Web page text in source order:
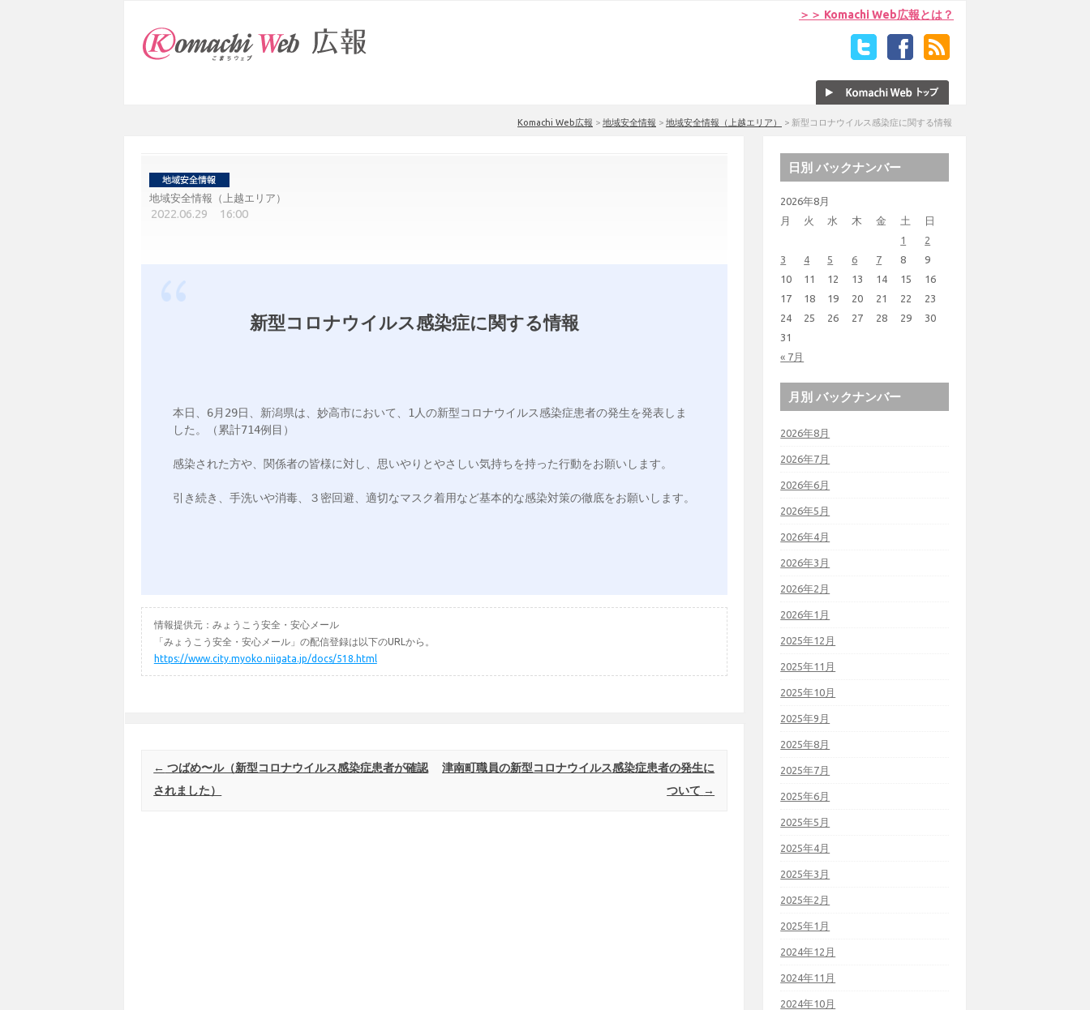
＞＞ Komachi Web広報とは？
Komachi Web広報 > 地域安全情報 > 地域安全情報（上越エリア） > 新型コロナウイルス感染症に関する情報
地域安全情報（上越エリア）
2022.06.29 16:00
新型コロナウイルス感染症に関する情報
本日、6月29日、新潟県は、妙高市において、1人の新型コロナウイルス感染症患者の発生を発表しま
した。（累計714例目）
感染された方や、関係者の皆様に対し、思いやりとやさしい気持ちを持った行動をお願いします。
情報提供元：みょうこう安全・安心メール
「みょうこう安全・安心メール」の配信登録は以下のURLから。
https://www.city.myoko.niigata.jp/docs/518.html
Post navigation
← つばめ〜ル（新型コロナウイルス感染症患者が確認
されました）
津南町職員の新型コロナウイルス感染症患者の発生に
ついて →
日別 バックナンバー
2026年8月
月
火 水 木 金 土 日
« 7月
1
2
3
4 5 6 7 8
9
10
11 12 13 14 15
16
17
18 19 20 21 22
23
24
25 26 27 28 29
30
31
月別 バックナンバー
2026年8月
2026年7月
2026年6月
2026年5月
2026年4月
2026年3月
2026年2月
2026年1月
2025年12月
2025年11月
2025年10月
2025年9月
2025年8月
2025年7月
2025年6月
2025年5月
2025年4月
2025年3月
2025年2月
2025年1月
2024年12月
2024年11月
2024年10月